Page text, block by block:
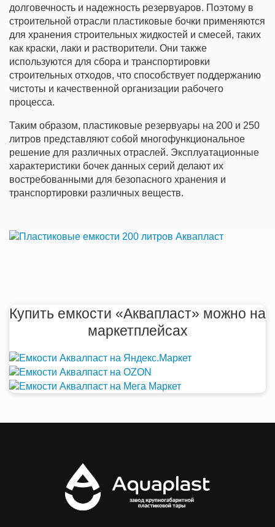
долговечность и надежность резервуаров. Поэтому в
строительной отрасли пластиковые бочки применяются
для хранения строительных жидкостей и смесей, таких
как краски, лаки и растворители. Они также
используются для сбора и транспортировки
строительных отходов, что способствует поддержанию
чистоты и качественной организации рабочего
процесса.
Таким образом, пластиковые резервуары на 200 и 250
литров представляют собой многофункциональное
решение для различных отраслей. Эксплуатационные
характеристики бочек данных серий делают их
востребованными для безопасного хранения и
транспортировки различных веществ.
Купить емкости «Аквапласт» можно на
маркетплейсах